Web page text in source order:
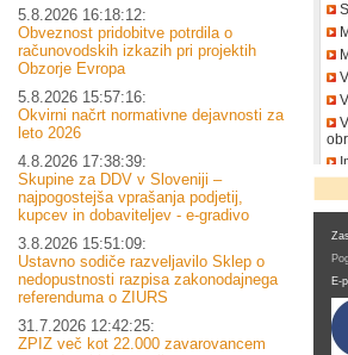
5.8.2026 16:18:12:
Obveznost pridobitve potrdila o
računovodskih izkazih pri projektih
Obzorje Evropa
5.8.2026 15:57:16:
Okvirni načrt normativne dejavnosti za
leto 2026
4.8.2026 17:38:39:
Skupine za DDV v Sloveniji –
najpogostejša vprašanja podjetij,
kupcev in dobaviteljev - e-gradivo
3.8.2026 15:51:09:
Ustavno sodiče razveljavilo Sklep o
nedopustnosti razpisa zakonodajnega
referenduma o ZIURS
31.7.2026 12:42:25:
ZPIZ več kot 22.000 zavarovancem
E-